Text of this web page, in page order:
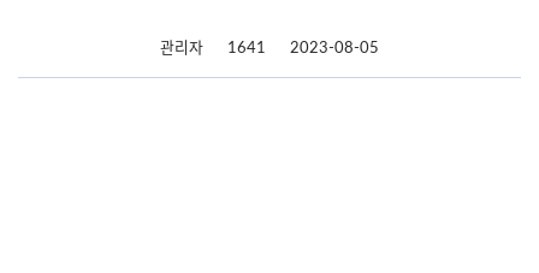
관리자 1641 2023-08-05